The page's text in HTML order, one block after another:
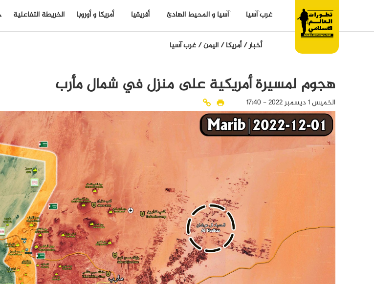
غرب آسيا آسيا و المحيط الهادئ أفريقيا أمريكا و أوروبا الخريطة التفاعلية
أخبار/أمريكا/اليمن/غرب آسيا
هجوم لمسيرة أمريكية على منزل في شمال مأرب
الخميس 1 ديسمبر 2022 - 17:40